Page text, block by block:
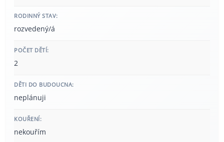
RODINNÝ STAV:
rozvedený/á
POČET DĚTÍ:
2
DĚTI DO BUDOUCNA:
neplánuji
KOUŘENÍ:
nekouřím